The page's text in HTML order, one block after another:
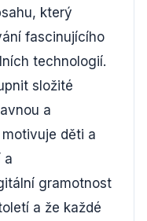
který
fascinujícího
technologií.
složité
a
děti a
a
gramotnost
a že každé